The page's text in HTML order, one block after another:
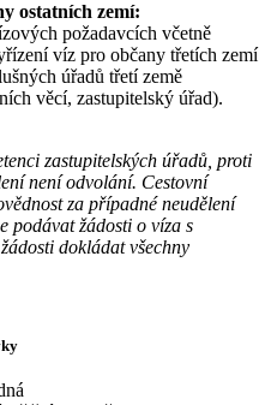
ostatních zemí:
požadavcích včetně
víz pro občany třetích zemí
úřadů třetí země
věcí, zastupitelský úřad).
zastupitelských úřadů, proti
není odvolání. Cestovní
za případné neudělení
podávat žádosti o víza s
dokládat všechny